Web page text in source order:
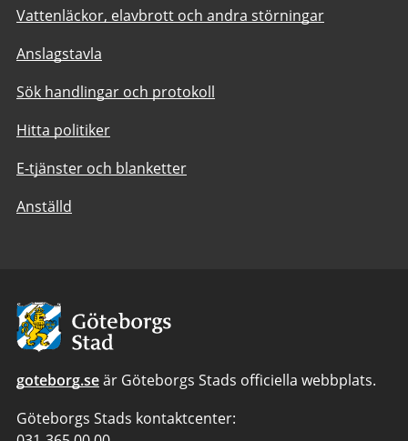
Vattenläckor, elavbrott och andra störningar
Anslagstavla
Sök handlingar och protokoll
Hitta politiker
E-tjänster och blanketter
Anställd
Avsändare:
Göteborgs
Stad
goteborg.seär Göteborgs Stads officiella webbplats.
Göteborgs Stads kontaktcenter: